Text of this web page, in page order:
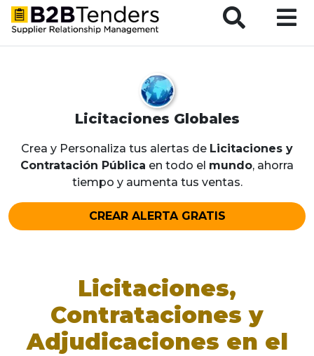
Licitaciones Globales
Crea y Personaliza tus alertas de Licitaciones y
Contratación Pública en todo el mundo, ahorra
tiempo y aumenta tus ventas.
CREAR ALERTA GRATIS
Licitaciones,
Contrataciones y
Adjudicaciones en el